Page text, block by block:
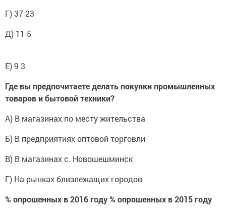
Г) 37 23
Д) 11 5
Е) 9 3
Где вы предпочитаете делать покупки промышленных
товаров и бытовой техники?
А) В магазинах по месту жительства
Б) В предприятиях оптовой торговли
В) В магазинах с. Новошешминск
Г) На рынках близлежащих городов
% опрошенных в 2016 году % опрошенных в 2015 году